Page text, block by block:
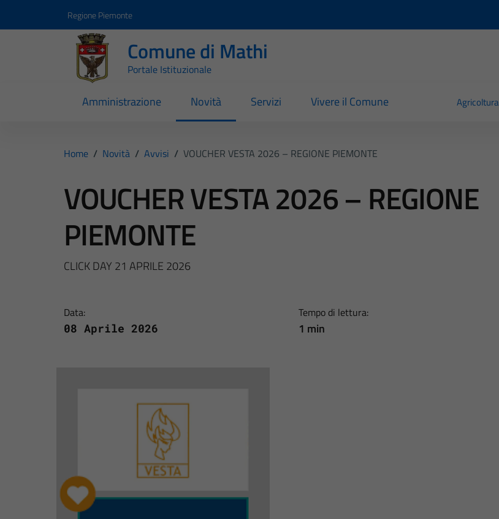
Regione Piemonte
Comune di Mathi
Portale Istituzionale
Amministrazione Novità Servizi Vivere il Comune Agricoltura
Home / Novità / Avvisi / VOUCHER VESTA 2026 – REGIONE PIEMONTE
VOUCHER VESTA 2026 – REGIONE
PIEMONTE
CLICK DAY 21 APRILE 2026
Data:
08 Aprile 2026
Tempo di lettura:
1 min